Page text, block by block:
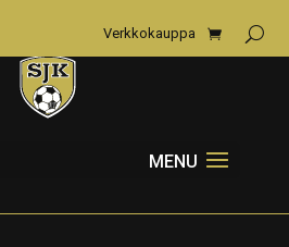
Verkkokauppa